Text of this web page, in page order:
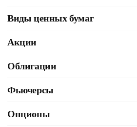
Виды ценных бумаг
Акции
Облигации
Фьючерсы
Опционы